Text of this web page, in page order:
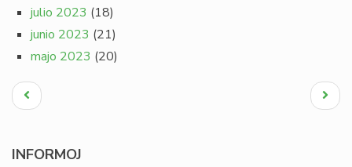
julio 2023 (18)
junio 2023 (21)
majo 2023 (20)
Pagination
Antaŭa
paĝo
Next
page
INFORMOJ